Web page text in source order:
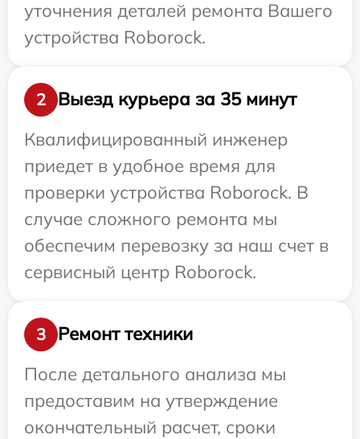
уточнения деталей ремонта Вашего
устройства Roborock.
2
Выезд курьера за 35 минут
Квалифицированный инженер
приедет в удобное время для
проверки устройства Roborock. В
случае сложного ремонта мы
обеспечим перевозку за наш счет в
сервисный центр Roborock.
3
Ремонт техники
После детального анализа мы
предоставим на утверждение
окончательный расчет, сроки